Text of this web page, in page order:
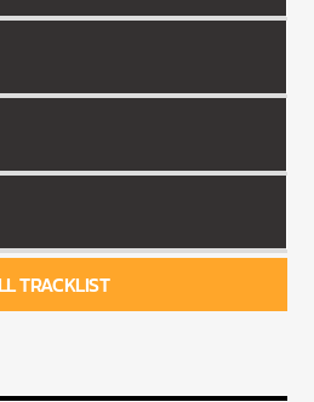
TRACKLIST